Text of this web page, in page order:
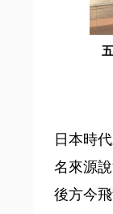
日本時
名來源
後方今